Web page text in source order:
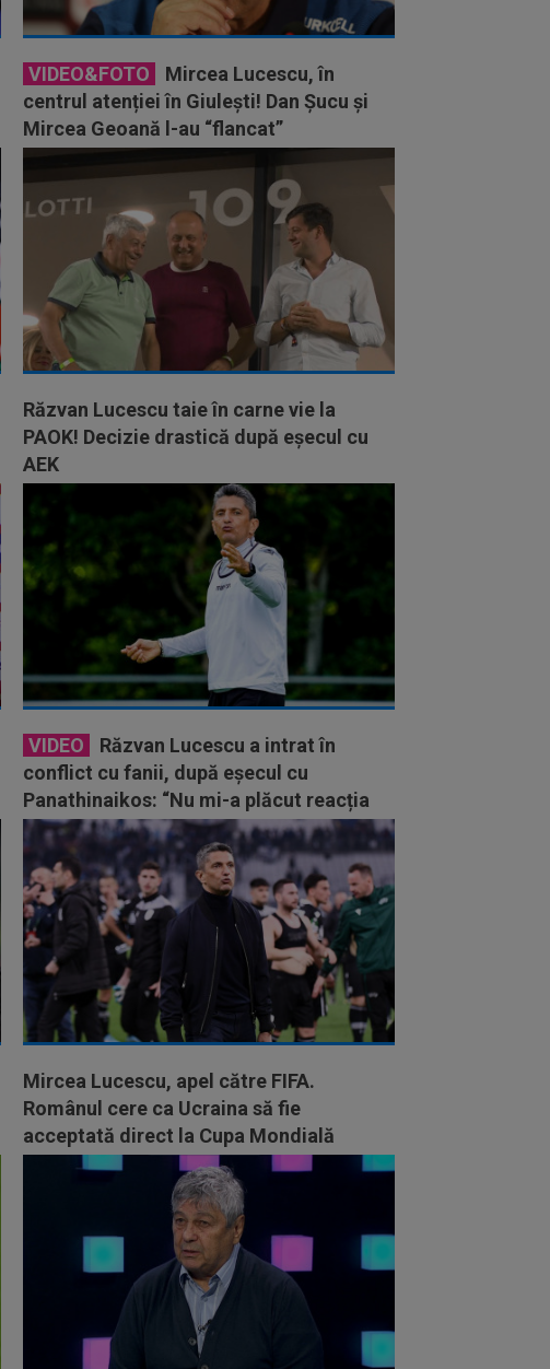
VIDEO&FOTO
Mircea Lucescu, în
centrul atenției în Giulești! Dan Șucu și
Mircea Geoană l-au “flancat”
Răzvan Lucescu taie în carne vie la
PAOK! Decizie drastică după eșecul cu
AEK
VIDEO
Răzvan Lucescu a intrat în
conflict cu fanii, după eșecul cu
Panathinaikos: “Nu mi-a plăcut reacția
lor”
Mircea Lucescu, apel către FIFA.
Românul cere ca Ucraina să fie
acceptată direct la Cupa Mondială